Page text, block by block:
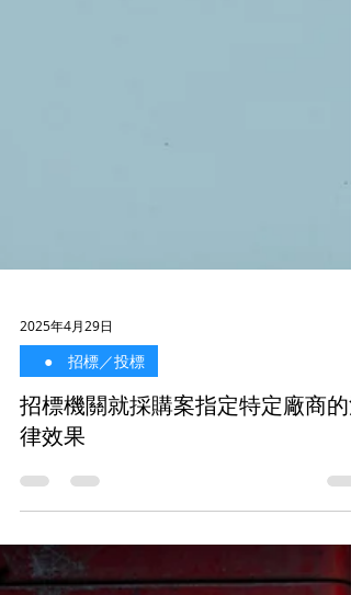
2025年4月29日
⠀● 招標／投標
招標機關就採購案指定特定廠商的
律效果